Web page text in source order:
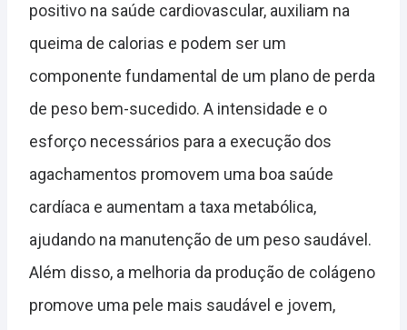
positivo na saúde cardiovascular, auxiliam na
queima de calorias e podem ser um
componente fundamental de um plano de perda
de peso bem-sucedido. A intensidade e o
esforço necessários para a execução dos
agachamentos promovem uma boa saúde
cardíaca e aumentam a taxa metabólica,
ajudando na manutenção de um peso saudável.
Além disso, a melhoria da produção de colágeno
promove uma pele mais saudável e jovem,